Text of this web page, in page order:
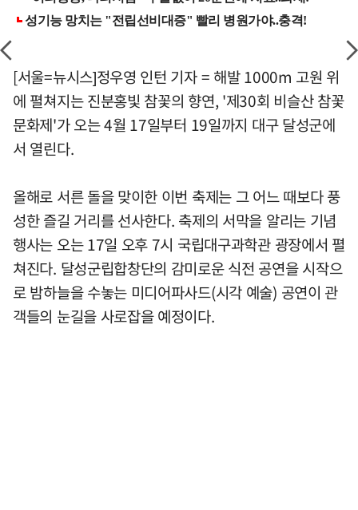
[서울=뉴시스]정우영 인턴 기자 = 해발 1000m 고원 위
에 펼쳐지는 진분홍빛 참꽃의 향연, '제30회 비슬산 참꽃
문화제'가 오는 4월 17일부터 19일까지 대구 달성군에
서 열린다.
올해로 서른 돌을 맞이한 이번 축제는 그 어느 때보다 풍
성한 즐길 거리를 선사한다. 축제의 서막을 알리는 기념
행사는 오는 17일 오후 7시 국립대구과학관 광장에서 펼
쳐진다. 달성군립합창단의 감미로운 식전 공연을 시작으
로 밤하늘을 수놓는 미디어파사드(시각 예술) 공연이 관
객들의 눈길을 사로잡을 예정이다.